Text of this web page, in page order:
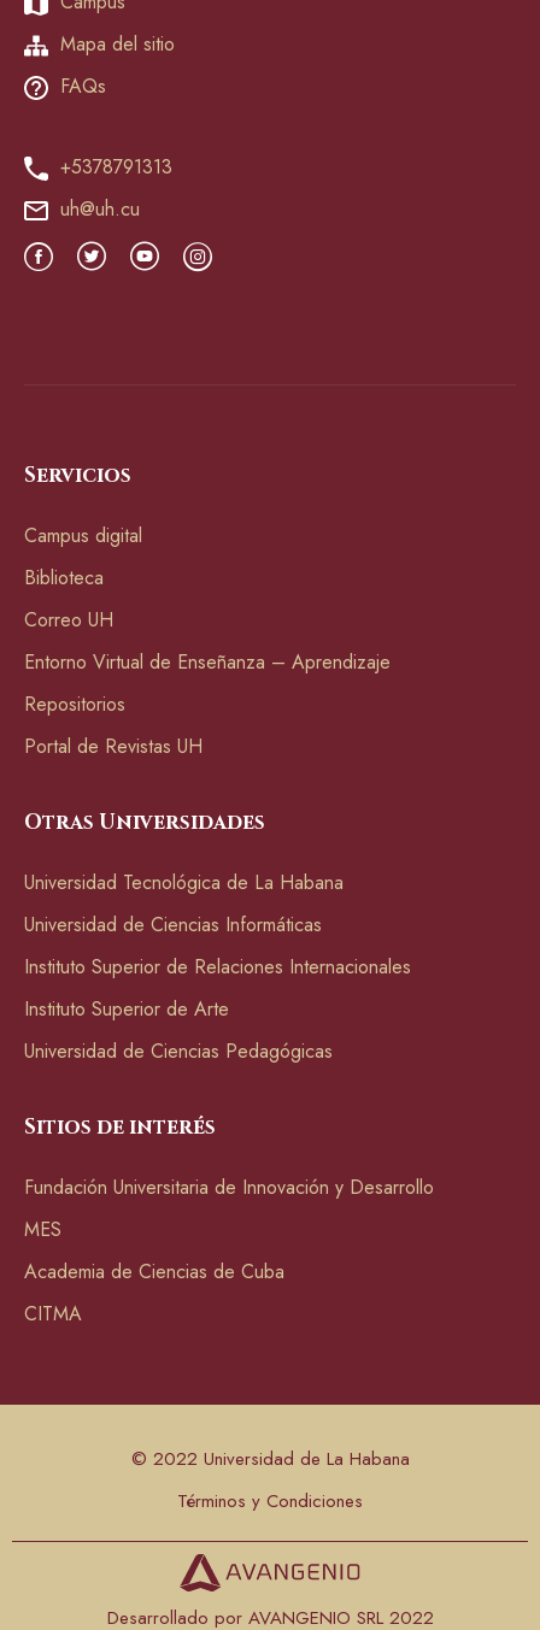
Mapa del sitio
FAQs
+5378791313
uh@uh.cu
Servicios
Campus digital
Biblioteca
Correo UH
Entorno Virtual de Enseñanza – Aprendizaje
Repositorios
Portal de Revistas UH
Otras Universidades
Universidad Tecnológica de La Habana
Universidad de Ciencias Informáticas
Instituto Superior de Relaciones Internacionales
Instituto Superior de Arte
Universidad de Ciencias Pedagógicas
Sitios de interés
Fundación Universitaria de Innovación y Desarrollo
MES
Academia de Ciencias de Cuba
CITMA
© 2022 Universidad de La Habana
Términos y Condiciones
Desarrollado por AVANGENIO SRL 2022